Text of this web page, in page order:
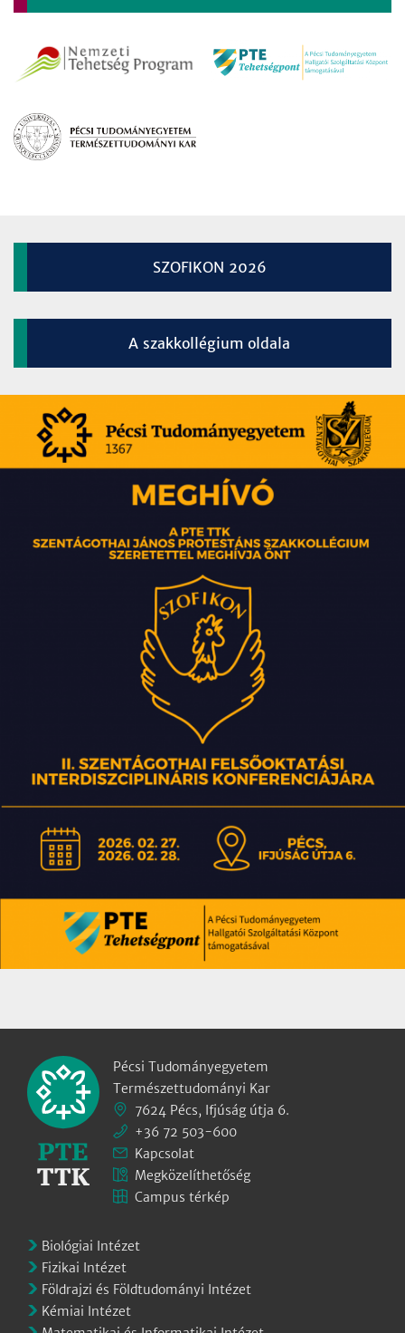
SZOFIKON 2026
A szakkollégium oldala
Pécsi Tudományegyetem
Természettudományi Kar
7624 Pécs, Ifjúság útja 6.
+36 72 503-600
Kapcsolat
Megközelíthetőség
Campus térkép
Biológiai Intézet
Fizikai Intézet
Földrajzi és Földtudományi Intézet
Kémiai Intézet